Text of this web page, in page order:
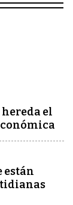
hereda el
están